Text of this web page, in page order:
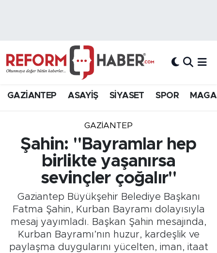
GAZİANTEP ASAYİŞ SİYASET SPOR
GAZIANTEP
Şahin: "Bayramlar hep
birlikte yaşanırsa
sevinçler çoğalır"
Gaziantep Büyükşehir Belediye Başkanı
Fatma Şahin, Kurban Bayramı dolayısıyla
mesaj yayımladı. Başkan Şahin mesajında,
Kurban Bayramı’nın huzur, kardeşlik ve
paylaşma duygularını yücelten, iman, itaat
Hava Durumu
Süper Lig Puan Durumu ve Fikstür
Tüm Manşetler
Son Dakika Haberleri
Haber Arşivi